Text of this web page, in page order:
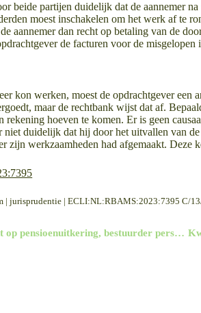
beide partijen duidelijk dat de aannemer
moest inschakelen om het werk af te
aannemer dan recht op betaling van de
de facturen voor de misgelopen
kon werken, moest de opdrachtgever een
maar de rechtbank wijst dat af.
rekening hoeven te komen. Er is geen
niet duidelijk dat hij door het uitvallen van
zijn werkzaamheden had afgemaakt.
| jurisprudentie | ECLI:NL:RBAMS:2023:7395 C/
Weduwe had recht op pensioenuitkering, bestuurder persoonlijk aansprakelijk